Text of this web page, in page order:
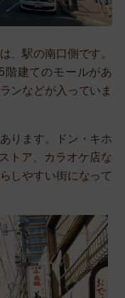
、駅の南口側です。
階建てのモールがあ
ンなどが入っていま
ります。ドン・キホ
トア、カラオケ店な
しやすい街になって